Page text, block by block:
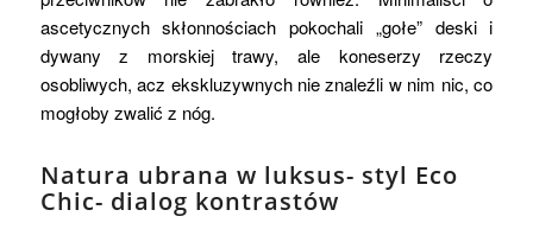
ascetycznych skłonnościach pokochali „gołe” deski i
dywany z morskiej trawy, ale koneserzy rzeczy
osobliwych, acz ekskluzywnych nie znaleźli w nim nic, co
mogłoby zwalić z nóg.
Natura ubrana w luksus- styl Eco
Chic- dialog kontrastów